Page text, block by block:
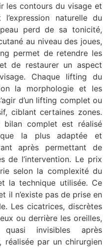
les contours du visage et
naturelle du
perd de sa tonicité,
au niveau des joues,
permet de retendre les
de restaurer un aspect
Chaque lifting du
la morphologie et les
d’un lifting complet ou
ciblant certaines zones.
complet est réalisé
la plus adaptée et
après permettant de
de l’intervention. Le prix
selon la complexité du
la technique utilisée. Ce
il n’existe pas de prise en
Les cicatrices, discrètes
ou derrière les oreilles,
quasi invisibles après
réalisée par un chirurgien